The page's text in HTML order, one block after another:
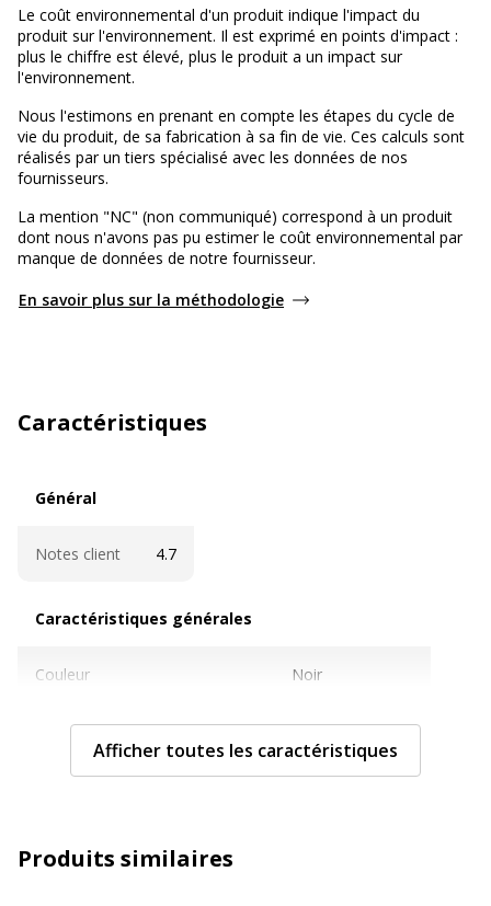
Le coût environnemental d'un produit indique l'impact du
produit sur l'environnement. Il est exprimé en points d'impact :
plus le chiffre est élevé, plus le produit a un impact sur
l'environnement.
Nous l'estimons en prenant en compte les étapes du cycle de
vie du produit, de sa fabrication à sa fin de vie. Ces calculs sont
réalisés par un tiers spécialisé avec les données de nos
fournisseurs.
La mention "NC" (non communiqué) correspond à un produit
dont nous n'avons pas pu estimer le coût environnemental par
manque de données de notre fournisseur.
En savoir plus sur la méthodologie
Caractéristiques
Général
Notes client 4.7
Caractéristiques générales
Couleur Noir
Pièces de rechange disponibles Non
Afficher toutes les caractéristiques
Produits similaires